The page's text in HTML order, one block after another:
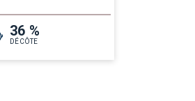
36 %
DÉCÔTE